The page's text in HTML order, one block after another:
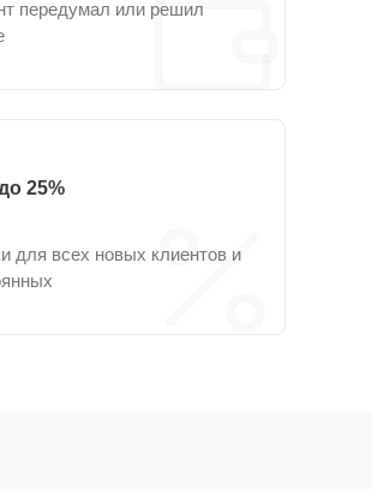
передумал или решил
25%
для всех новых клиентов и